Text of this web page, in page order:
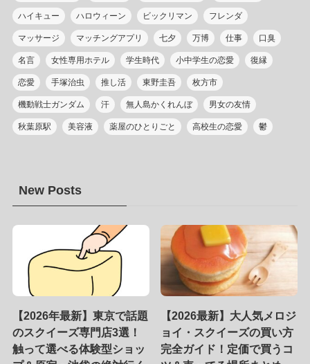
ハイキュー ハロウィーン ビックリマン フレンダ
マッサージ マッチングアプリ 七夕 万博 仕事 口臭
名言 女性専用ホテル 学生時代 小中学生の恋愛 復縁
恋愛 手塚治虫 推し活 東野圭吾 枚方市
機動戦士ガンダム 汗 無人島かくれんぼ 男女の友情
秋葉原駅 美容液 薬屋のひとりごと 高校生の恋愛 鬱
New Posts
【2026年最新】東京で話題
のスクイーズ専門店3選！
触って選べる体験型ショッ
【2026最新】大人気メロジ
ョイ・スクイーズの買い方
完全ガイド！定価で買うコ